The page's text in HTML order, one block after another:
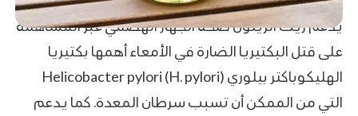
يدعم زيت الزيتون صحة الجهاز الهضمي عبر المساهمة
على قتل البكتيريا الضارة في الأمعاء أهمها بكتيريا
الهليكوباكتر بيلوري Helicobacter pylori (H. pylori)
التي من الممكن أن تسبب سرطان المعدة. كما يدعم